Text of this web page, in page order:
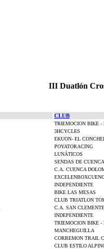
III Duatlón
CLUB
TRIEMOCION BIKE -
3HCYCLES
EKUON- EL
POYATORACING
LUNÁTICOS
SENDAS DE CUENCA
C.A. CUENCA
INDEPENDIENTE
BIKE LAS MESAS
CLUB TRIATLON
C.A. SAN CLEMENTE
INDEPENDIENTE
TRIEMOCION BIKE -
MANCHEGUILLA
CORREMON TRAIL
CLUB ESTILO